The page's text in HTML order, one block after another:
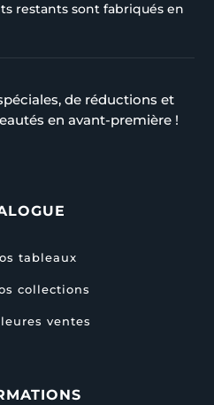
restants sont fabriqués en
de réductions et
en avant-première !
tableaux
collections
ventes